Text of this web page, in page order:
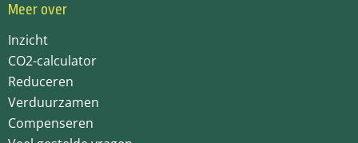
Meer over
Inzicht
CO2-calculator
Reduceren
Verduurzamen
Compenseren